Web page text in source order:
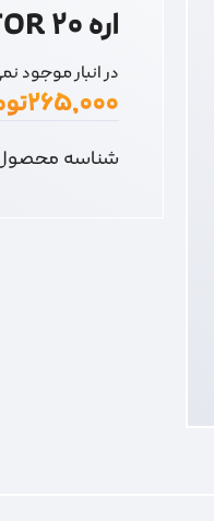
اره FONTOR 20
در انبار موجود
۲۶۵,۰۰۰
شناسه